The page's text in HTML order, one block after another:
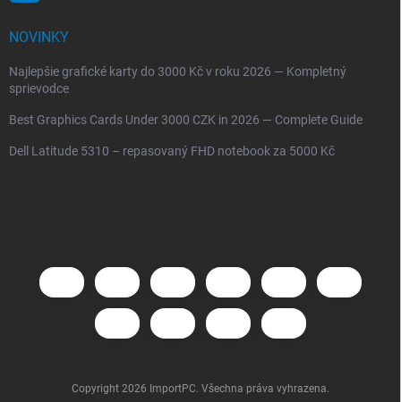
NOVINKY
Najlepšie grafické karty do 3000 Kč v roku 2026 — Kompletný
sprievodce
Best Graphics Cards Under 3000 CZK in 2026 — Complete Guide
Dell Latitude 5310 – repasovaný FHD notebook za 5000 Kč
Copyright 2026 ImportPC. Všechna práva vyhrazena.